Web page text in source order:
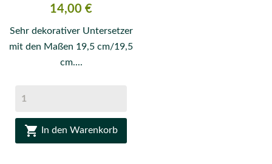
Preis
14,00 €
Sehr dekorativer Untersetzer
mit den Maßen 19,5 cm/19,5
cm....
 In den Warenkorb